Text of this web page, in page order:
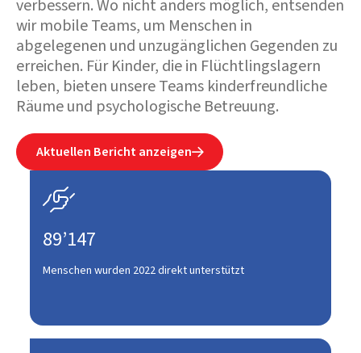
verbessern. Wo nicht anders möglich, entsenden
wir mobile Teams, um Menschen in
abgelegenen und unzugänglichen Gegenden zu
erreichen. Für Kinder, die in Flüchtlingslagern
leben, bieten unsere Teams kinderfreundliche
Räume und psychologische Betreuung.
Aktuellen Bericht anzeigen

89’147
Menschen wurden 2022 direkt unterstützt